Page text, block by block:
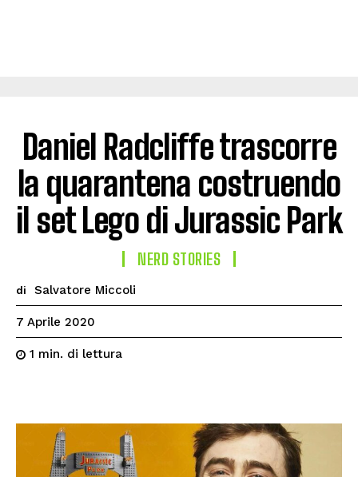
Daniel Radcliffe trascorre
la quarantena costruendo
il set Lego di Jurassic Park
NERD STORIES
di Salvatore Miccoli
7 Aprile 2020
1 min. di lettura